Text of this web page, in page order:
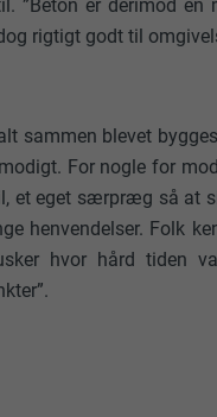
”Beton er derimod en
rigtigt godt til
sammen blevet
For nogle for
et eget særpræg så at
henvendelser. Folk
hvor hård tiden